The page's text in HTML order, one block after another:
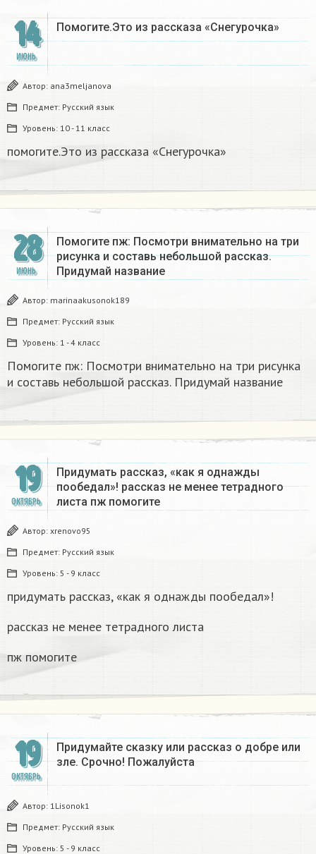
14
ИЮНЬ
Помогите.Это из рассказа «Снегурочка»​
Автор: ana3meljanova
Предмет: Русский язык
Уровень: 10 - 11 класс
помогите.Это из рассказа «Снегурочка»​
28
ИЮНЬ
Помогите пж: Посмотри внимательно на три
рисунка и составь небольшой рассказ.
Придумай название
Автор: marinaakusonok189
Предмет: Русский язык
Уровень: 1 - 4 класс
Помогите пж: Посмотри внимательно на три рисунка
и составь небольшой рассказ. Придумай название
19
ОКТЯБРЬ
Придумать рассказ, «как я однажды
пообедал»! рассказ не менее тетрадного
листа пж помогите
Автор: xrenovo95
Предмет: Русский язык
Уровень: 5 - 9 класс
придумать рассказ, «как я однажды пообедал»!
рассказ не менее тетрадного листа
пж помогите
19
ОКТЯБРЬ
Придумайте сказку или рассказ о добре или
зле. Срочно! Пожалуйста
Автор: 1Lisonok1
Предмет: Русский язык
Уровень: 5 - 9 класс